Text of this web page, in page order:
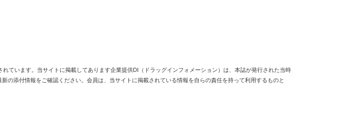
ています。当サイトに掲載してあります企業提供DI（ドラッグインフォメーション）は、本誌が発行された当時
添付情報をご確認ください。会員は、当サイトに掲載されている情報を自らの責任を持って利用するものと